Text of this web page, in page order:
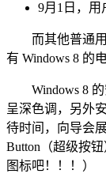
9月1日，用
而其他普通用
有 Windows 8 的
Windows 8 的
呈深色调，另外
待时间，向导会
Button（超级按
图标吧！！！）